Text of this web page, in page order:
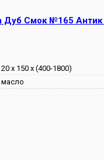
Дуб Смок №165
20 х 150 х (400-1800)
масло